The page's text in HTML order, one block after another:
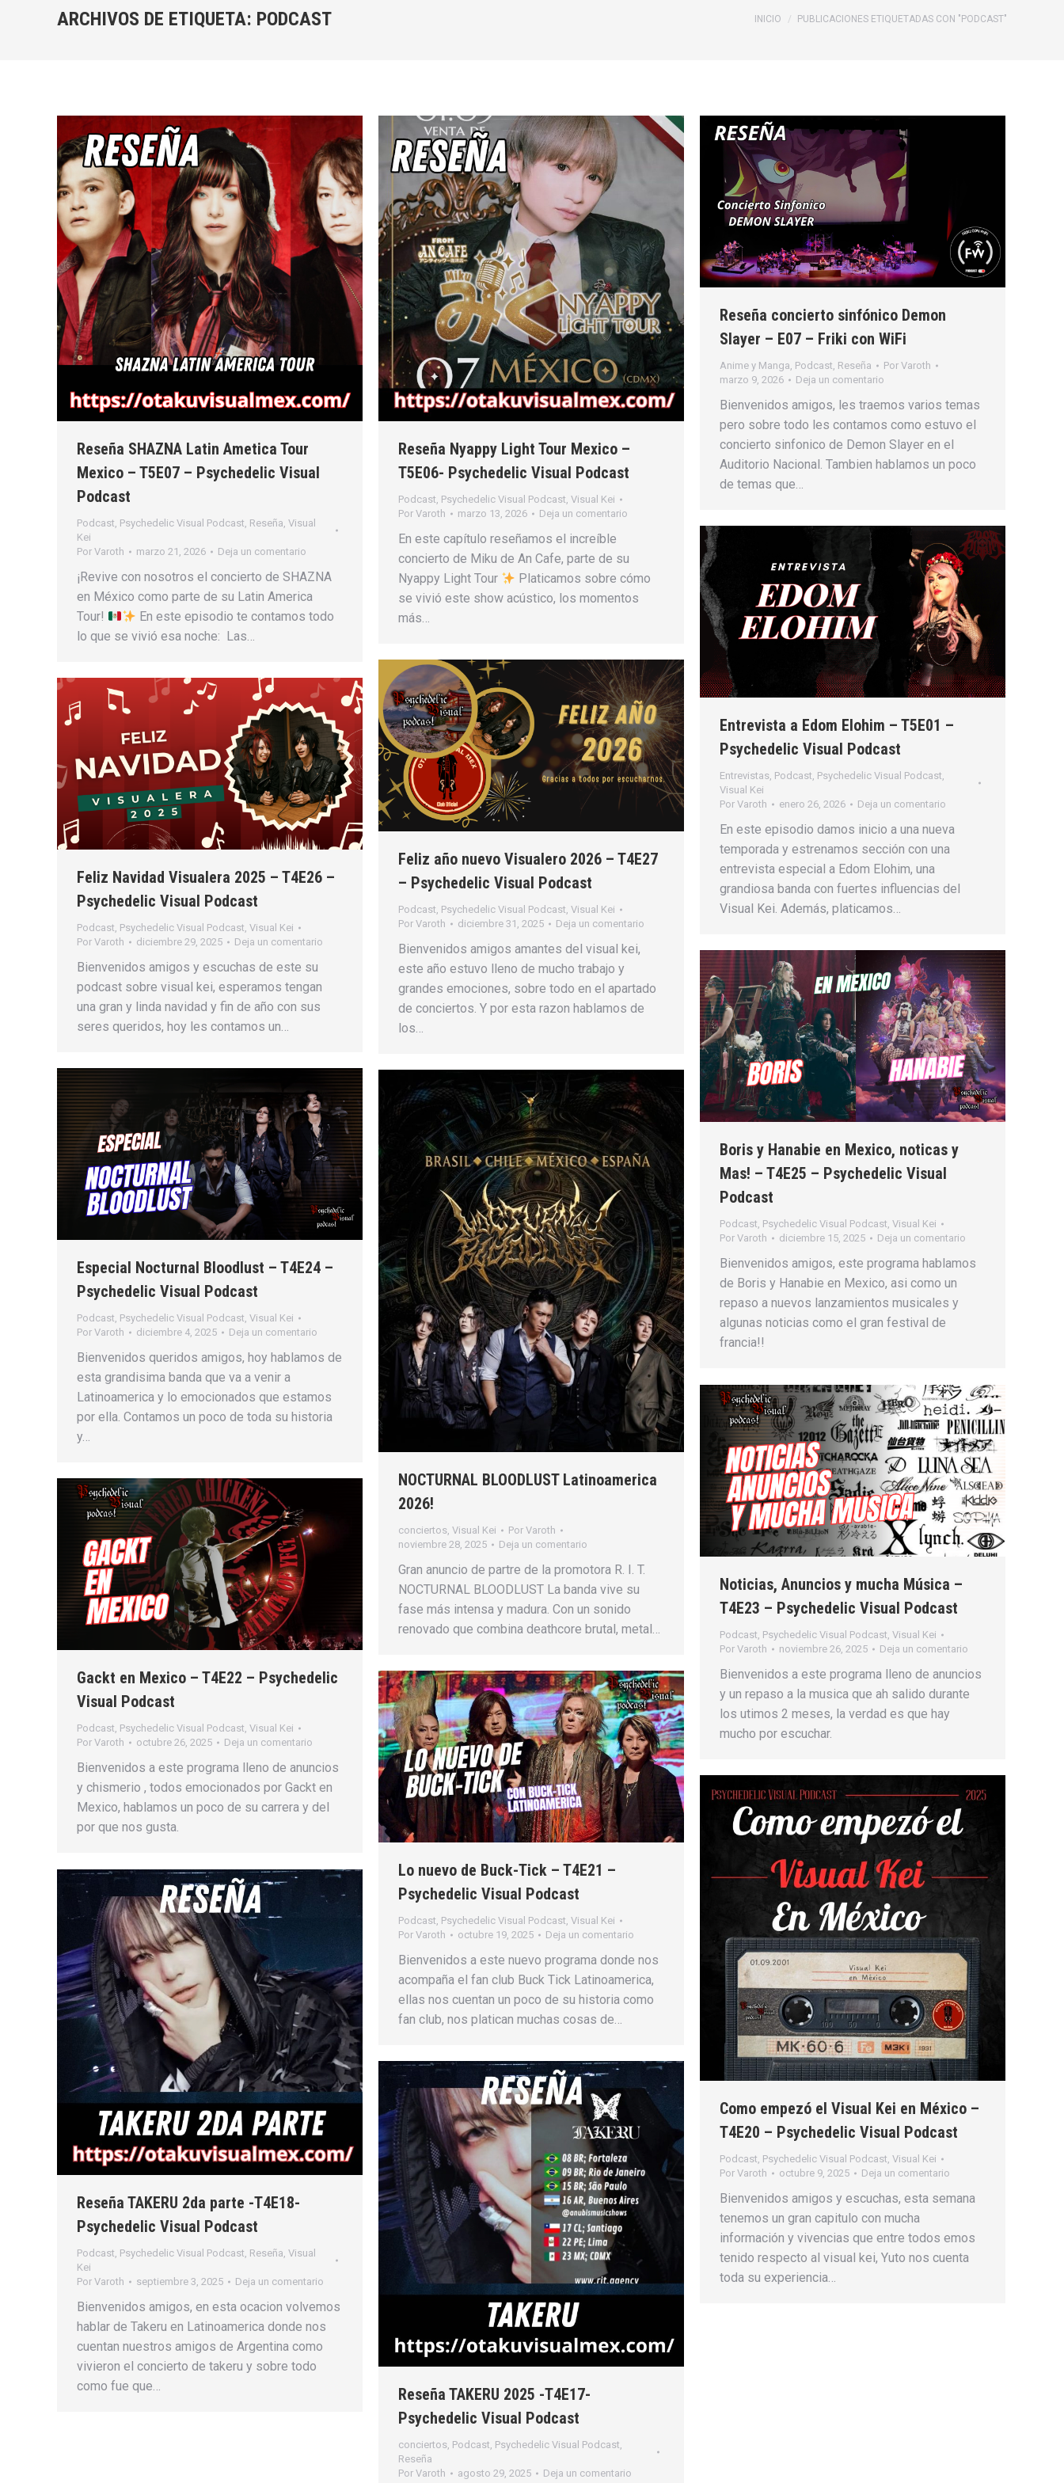
ARCHIVOS DE ETIQUETA: PODCAST Estás aquí:
INICIO PUBLICACIONES ETIQUETADAS CON "PODCAST"
Reseña SHAZNA Latin Ametica Tour
Mexico – T5E07 – Psychedelic Visual
Podcast
Podcast, Psychedelic Visual Podcast, Reseña, Visual
Kei
Por Varoth marzo 21, 2026 Deja un comentario
¡Revive con nosotros el concierto de SHAZNA
en México como parte de su Latin America
Tour!
En este episodio te contamos todo
lo que se vivió esa noche: Las…
Reseña Nyappy Light Tour Mexico –
T5E06- Psychedelic Visual Podcast
Podcast, Psychedelic Visual Podcast, Visual Kei
Por Varoth marzo 13, 2026 Deja un comentario
En este capítulo reseñamos el increíble
concierto de Miku de An Cafe, parte de su
Nyappy Light Tour
Platicamos sobre cómo
se vivió este show acústico, los momentos
más…
Reseña concierto sinfónico Demon
Slayer – E07 – Friki con WiFi
Anime y Manga, Podcast, Reseña Por Varoth
marzo 9, 2026
Deja un comentario
Bienvenidos amigos, les traemos varios temas
pero sobre todo les contamos como estuvo el
concierto sinfonico de Demon Slayer en el
Auditorio Nacional. Tambien hablamos un poco
de temas que…
Entrevista a Edom Elohim – T5E01 –
Psychedelic Visual Podcast
Entrevistas, Podcast, Psychedelic Visual Podcast,
Visual Kei
Por Varoth enero 26, 2026 Deja un comentario
En este episodio damos inicio a una nueva
temporada y estrenamos sección con una
entrevista especial a Edom Elohim, una
grandiosa banda con fuertes influencias del
Visual Kei. Además, platicamos…
Feliz año nuevo Visualero 2026 – T4E27
– Psychedelic Visual Podcast
Podcast, Psychedelic Visual Podcast, Visual Kei
Por Varoth diciembre 31, 2025 Deja un comentario
Bienvenidos amigos amantes del visual kei,
este año estuvo lleno de mucho trabajo y
grandes emociones, sobre todo en el apartado
de conciertos. Y por esta razon hablamos de
los…
Feliz Navidad Visualera 2025 – T4E26 –
Psychedelic Visual Podcast
Podcast, Psychedelic Visual Podcast, Visual Kei
Por Varoth diciembre 29, 2025 Deja un comentario
Bienvenidos amigos y escuchas de este su
podcast sobre visual kei, esperamos tengan
una gran y linda navidad y fin de año con sus
seres queridos, hoy les contamos un…
Boris y Hanabie en Mexico, noticas y
Mas! – T4E25 – Psychedelic Visual
Podcast
Podcast, Psychedelic Visual Podcast, Visual Kei
Por Varoth diciembre 15, 2025 Deja un comentario
Bienvenidos amigos, este programa hablamos
de Boris y Hanabie en Mexico, asi como un
repaso a nuevos lanzamientos musicales y
algunas noticias como el gran festival de
francia!!
Especial Nocturnal Bloodlust – T4E24 –
Psychedelic Visual Podcast
Podcast, Psychedelic Visual Podcast, Visual Kei
Por Varoth diciembre 4, 2025 Deja un comentario
Bienvenidos queridos amigos, hoy hablamos de
esta grandisima banda que va a venir a
Latinoamerica y lo emocionados que estamos
por ella. Contamos un poco de toda su historia
y…
NOCTURNAL BLOODLUST Latinoamerica
2026!
conciertos Visual Kei Por Varoth
noviembre 28, 2025
Deja un comentario
Gran anuncio de partre de la promotora R. I. T.
NOCTURNAL BLOODLUST La banda vive su
fase más intensa y madura. Con un sonido
renovado que combina deathcore brutal, metal…
Noticias, Anuncios y mucha Música –
T4E23 – Psychedelic Visual Podcast
Podcast, Psychedelic Visual Podcast, Visual Kei
Por Varoth noviembre 26, 2025 Deja un comentario
Bienvenidos a este programa lleno de anuncios
y un repaso a la musica que ah salido durante
los utimos 2 meses, la verdad es que hay
mucho por escuchar.
Gackt en Mexico – T4E22 – Psychedelic
Visual Podcast
Podcast, Psychedelic Visual Podcast, Visual Kei
Por Varoth octubre 26, 2025 Deja un comentario
Bienvenidos a este programa lleno de anuncios
y chismerio , todos emocionados por Gackt en
Mexico, hablamos un poco de su carrera y del
por que nos gusta.
Lo nuevo de Buck-Tick – T4E21 –
Psychedelic Visual Podcast
Podcast, Psychedelic Visual Podcast, Visual Kei
Por Varoth octubre 19, 2025 Deja un comentario
Bienvenidos a este nuevo programa donde nos
acompaña el fan club Buck Tick Latinoamerica,
ellas nos cuentan un poco de su historia como
fan club, nos platican muchas cosas de…
Como empezó el Visual Kei en México –
T4E20 – Psychedelic Visual Podcast
Podcast, Psychedelic Visual Podcast, Visual Kei
Por Varoth octubre 9, 2025 Deja un comentario
Bienvenidos amigos y escuchas, esta semana
tenemos un gran capitulo con mucha
información y vivencias que entre todos emos
tenido respecto al visual kei, Yuto nos cuenta
toda su experiencia…
Reseña TAKERU 2da parte -T4E18-
Psychedelic Visual Podcast
Podcast, Psychedelic Visual Podcast, Reseña, Visual
Kei
Por Varoth septiembre 3, 2025 Deja un comentario
Bienvenidos amigos, en esta ocacion volvemos
hablar de Takeru en Latinoamerica donde nos
cuentan nuestros amigos de Argentina como
vivieron el concierto de takeru y sobre todo
como fue que…
Reseña TAKERU 2025 -T4E17-
Psychedelic Visual Podcast
conciertos, Podcast, Psychedelic Visual Podcast,
Reseña
Por Varoth agosto 29, 2025 Deja un comentario